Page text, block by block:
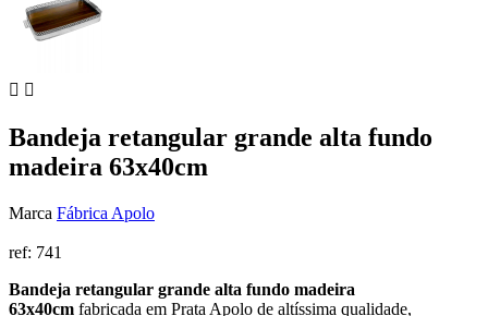
 
Bandeja retangular grande alta fundo
madeira 63x40cm
Marca Fábrica Apolo
ref: 741
Bandeja retangular grande alta fundo madeira
63x40cm fabricada em Prata Apolo de altíssima qualidade,